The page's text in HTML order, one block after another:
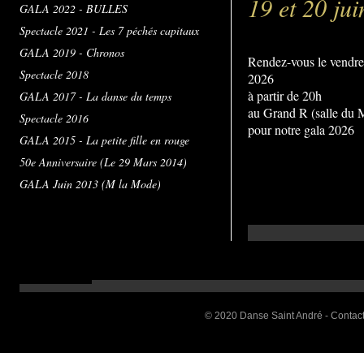
GALA 2022 - BULLES
Spectacle 2021 - Les 7 péchés capitaux
GALA 2019 - Chronos
Spectacle 2018
GALA 2017 - La danse du temps
Spectacle 2016
GALA 2015 - La petite fille en rouge
50e Anniversaire (Le 29 Mars 2014)
GALA Juin 2013 (M la Mode)
19 et 20
Rendez-vous le
2026
à partir de 20h
au Grand R (salle du
pour notre gala 2026
© 2020 Danse Saint André - Contact